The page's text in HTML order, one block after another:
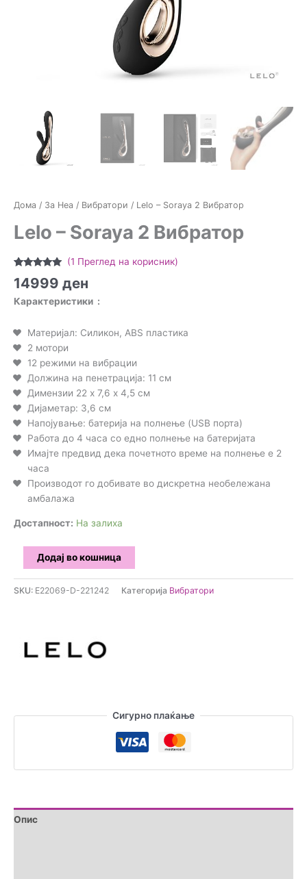
Дома / За Неа / Вибратори / Lelo – Soraya 2 Вибратор
Lelo – Soraya 2 Вибратор
5.00од 5
на оценка
(1 Преглед на корисник)
14999 ден
Карактеристики :
Материјал: Силикон, ABS пластика
2 мотори
12 режими на вибрации
Должина на пенетрација: 11 см
Димензии 22 х 7,6 х 4,5 см
Дијаметар: 3,6 см
Напојување: батерија на полнење (USB порта)
Работа до 4 часа со едно полнење на батеријата
Имајте предвид дека почетното време на полнење е 2
часа
Производот го добивате во дискретна необележана
амбалажа
Достапност: На залиха
Додај во кошница
SKU: E22069-D-221242 Категорија Вибратори
Сигурно плаќање
Опис